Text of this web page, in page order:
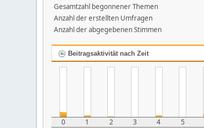
Gesamtzahl begonnener Themen
Anzahl der erstellten Umfragen
Anzahl der abgegebenen Stimmen
Beitragsaktivität nach Zeit
0 1 2 3 4 5